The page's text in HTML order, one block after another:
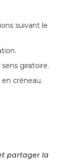
suivant le
giratoire.
créneau.
partager la